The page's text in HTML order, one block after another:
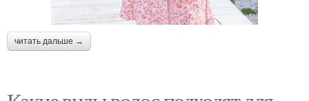
читать дальше →